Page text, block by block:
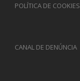
POLÍTICA DE COOKIES
CANAL DE DENÚNCIA